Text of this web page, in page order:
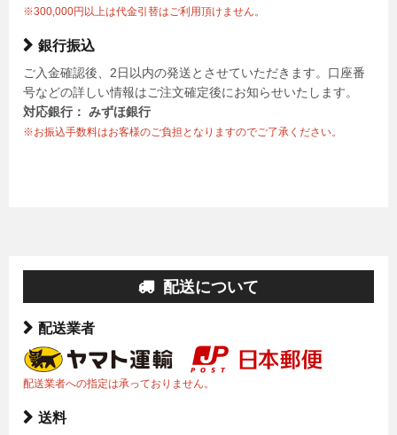
※300,000円以上は代金引替はご利用頂けません。
銀行振込
ご入金確認後、2日以内の発送とさせていただきます。口座番
号などの詳しい情報はご注文確定後にお知らせいたします。
対応銀行： みずほ銀行
※お振込手数料はお客様のご負担となりますのでご了承ください。
配送について
配送業者
配送業者への指定は承っておりません。
送料